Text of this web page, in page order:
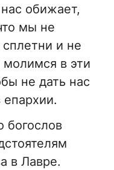
обижает,
мы не
и не
молимся в эти
не дать нас
епархии.
богослов
в Лавре.